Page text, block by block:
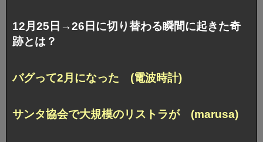
12月25日→26日に切り替わる瞬間に起きた奇
跡とは？
バグって2月になった (電波時計)
サンタ協会で大規模のリストラが (marusa)